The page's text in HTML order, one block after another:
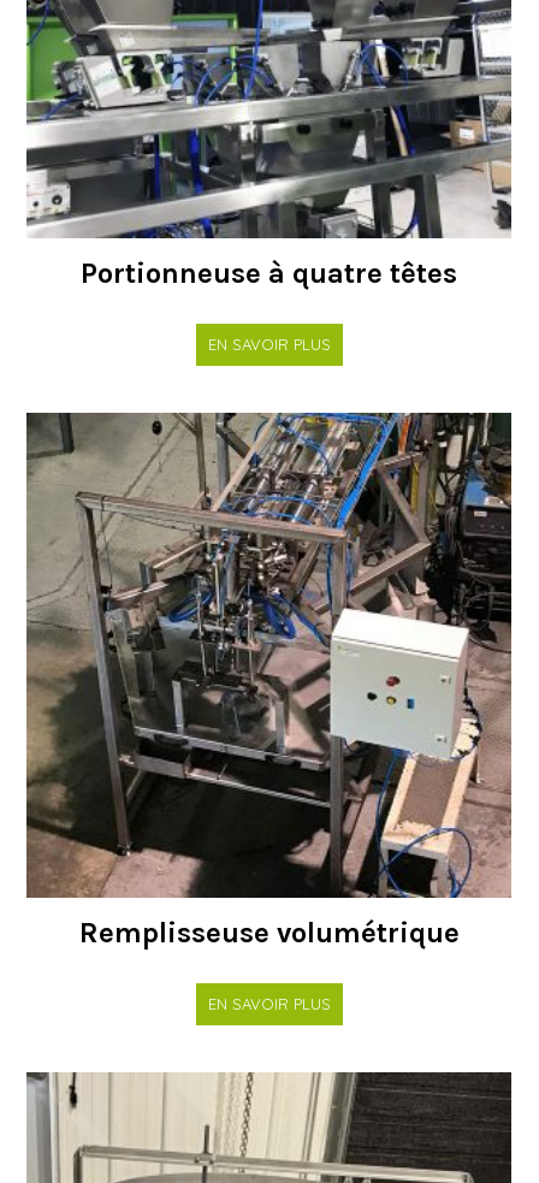
Portionneuse à quatre têtes
EN SAVOIR PLUS
Remplisseuse volumétrique
EN SAVOIR PLUS